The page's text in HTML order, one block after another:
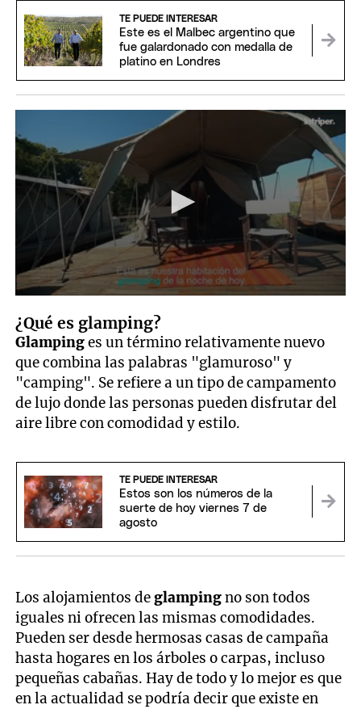
TE PUEDE INTERESAR
Este es el Malbec argentino que
fue galardonado con medalla de
platino en Londres
seconds
of
6
minutes,
21
seconds
¿Qué es glamping?
Glampinges un término relativamente nuevo
que combina las palabras "glamuroso" y
"camping". Se refiere a un tipo de campamento
de lujo donde las personas pueden disfrutar del
aire libre con comodidad y estilo.
TE PUEDE INTERESAR
Estos son los números de la
suerte de hoy viernes 7 de
agosto
Los alojamientos deglampingno son todos
iguales ni ofrecen las mismas comodidades.
Pueden ser desde hermosas casas de campaña
hasta hogares en los árboles o carpas, incluso
pequeñas cabañas. Hay de todo y lo mejor es que
en la actualidad se podría decir que existe en